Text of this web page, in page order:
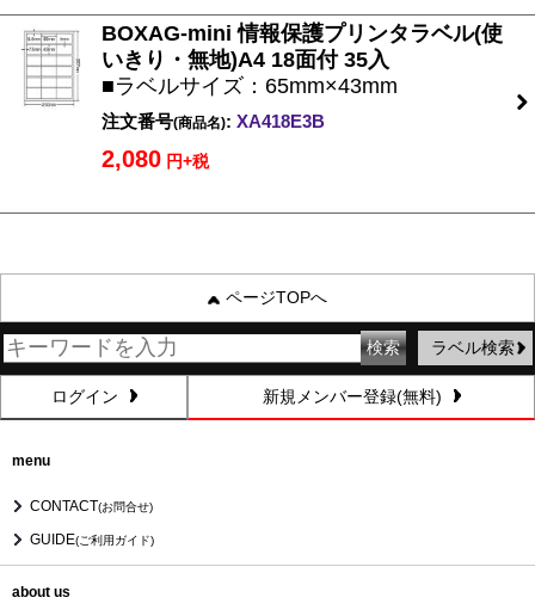
BOXAG-mini 情報保護プリンタラベル(使
いきり・無地)A4 18面付 35入
■ラベルサイズ：65mm×43mm
注文番号(商品名): XA418E3B
2,080 円+税
ページTOPへ
ラベル検索
ログイン 新規メンバー登録(無料)
menu
CONTACT(お問合せ)
GUIDE(ご利用ガイド)
about us